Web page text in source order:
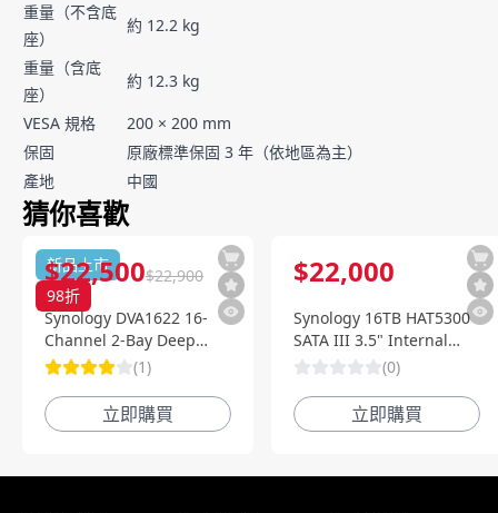
重量（不含底
座）
約 12.2 kg
重量（含底
座）
約 12.3 kg
VESA 規格
200 × 200 mm
保固
原廠標準保固 3 年（依地區為主）
產地
中國
猜你喜歡
新品上市
98折
$22,500$22,900
Synology DVA1622 16-
Channel 2-Bay Deep
Learning NVR 深度智慧影
(1)
立即購買
$22,000
Synology 16TB HAT5300
SATA III 3.5" Internal
Enterprise HDD
(0)
立即購買